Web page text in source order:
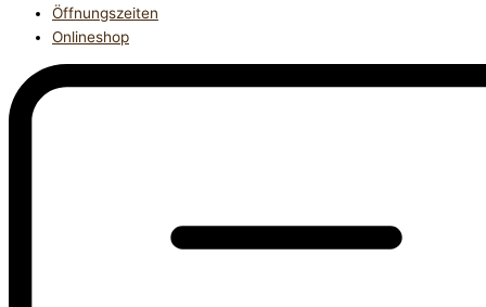
Öffnungszeiten
Onlineshop